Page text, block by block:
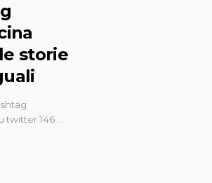
storie
twitter 146 …